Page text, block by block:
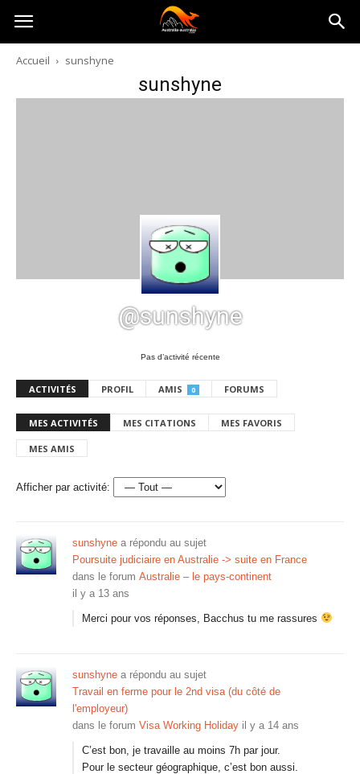
Australia-
australie.com
Accueil sunshyne
sunshyne
@sunshyne
Pas d’activité récente
ACTIVITÉS PROFIL AMIS 0 FORUMS
MES ACTIVITÉS MES CITATIONS MES FAVORIS
MES AMIS
Afficher par activité:
sunshyne a répondu au sujet
Poursuite judiciaire en Australie -> suite en France
dans le forum Australie – le pays-continent
il y a 13 ans
Merci pour vos réponses, Bacchus tu me rassures
sunshyne a répondu au sujet
Travail en ferme pour le 2nd visa (du côté de
l'employeur)
dans le forum Visa Working Holiday il y a 14 ans
C’est bon, je travaille au moins 7h par jour.
Pour le secteur géographique, c’est bon aussi.